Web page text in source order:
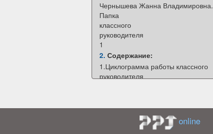
Чернышева Жанна Владимировна.
Папка
классного
руководителя
1
2. Содержание:
1.Циклограмма работы классного
руководителя
4. классного руководителя
5.Список класса
online